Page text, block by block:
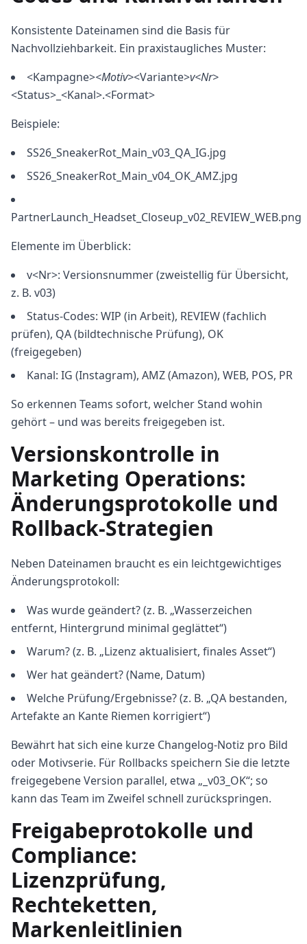
Konsistente Dateinamen sind die Basis für
Nachvollziehbarkeit. Ein praxistaugliches Muster:
<Kampagne><Motiv><Variante>v<Nr>
<Status>_<Kanal>.<Format>
Beispiele:
SS26_SneakerRot_Main_v03_QA_IG.jpg
SS26_SneakerRot_Main_v04_OK_AMZ.jpg
PartnerLaunch_Headset_Closeup_v02_REVIEW_WEB.png
Elemente im Überblick:
v<Nr>: Versionsnummer (zweistellig für Übersicht,
z. B. v03)
Status-Codes: WIP (in Arbeit), REVIEW (fachlich
prüfen), QA (bildtechnische Prüfung), OK
(freigegeben)
Kanal: IG (Instagram), AMZ (Amazon), WEB, POS, PR
So erkennen Teams sofort, welcher Stand wohin
gehört – und was bereits freigegeben ist.
Versionskontrolle in
Marketing Operations:
Änderungsprotokolle und
Rollback-Strategien
Neben Dateinamen braucht es ein leichtgewichtiges
Änderungsprotokoll:
Was wurde geändert? (z. B. „Wasserzeichen
entfernt, Hintergrund minimal geglättet“)
Warum? (z. B. „Lizenz aktualisiert, finales Asset“)
Wer hat geändert? (Name, Datum)
Welche Prüfung/Ergebnisse? (z. B. „QA bestanden,
Artefakte an Kante Riemen korrigiert“)
Bewährt hat sich eine kurze Changelog-Notiz pro Bild
oder Motivserie. Für Rollbacks speichern Sie die letzte
freigegebene Version parallel, etwa „_v03_OK“; so
kann das Team im Zweifel schnell zurückspringen.
Freigabeprotokolle und
Compliance:
Lizenzprüfung,
Rechteketten,
Markenleitlinien